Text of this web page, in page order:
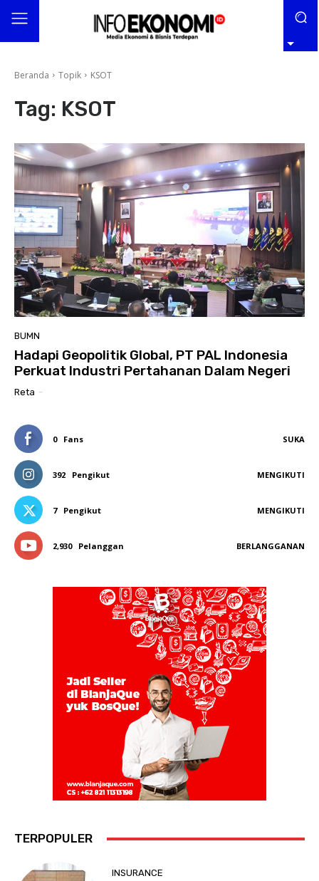
Beranda Topik KSOT
Tag: KSOT
BUMN
Hadapi Geopolitik Global, PT PAL Indonesia
Perkuat Industri Pertahanan Dalam Negeri
Reta -
0 Fans SUKA
392 Pengikut MENGIKUTI
7 Pengikut MENGIKUTI
2,930 Pelanggan BERLANGGANAN
TERPOPULER
INSURANCE